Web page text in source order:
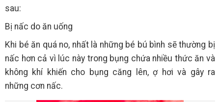
sau:
Bị nấc do ăn uống
Khi bé ăn quá no, nhất là những bé bú bình sẽ thường bị
nấc hơn cả vì lúc này trong bụng chứa nhiều thức ăn và
không khí khiến cho bụng căng lên, ợ hơi và gây ra
những cơn nấc.